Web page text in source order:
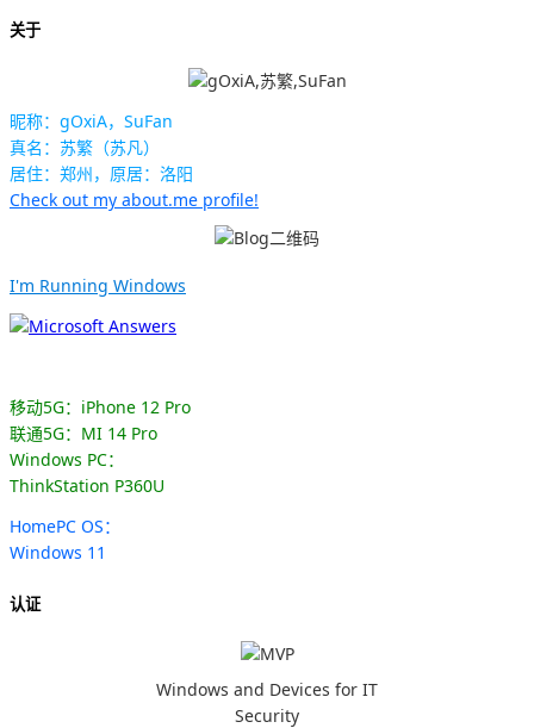
关于
昵称：gOxiA，SuFan
真名：苏繁（苏凡）
居住：郑州，原居：洛阳
Check out my about.me profile!
I'm Running Windows
移动5G：iPhone 12 Pro
联通5G：MI 14 Pro
Windows PC：
ThinkStation P360U
HomePC OS：
Windows 11
认证
Windows and Devices for IT
Security